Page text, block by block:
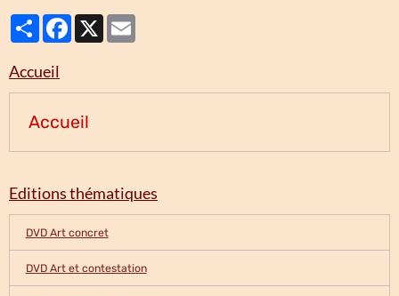
PartagerFacebook
Accueil
Accueil
Editions thématiques
DVD Art concret
DVD Art et contestation